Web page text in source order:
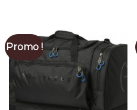
Promo !